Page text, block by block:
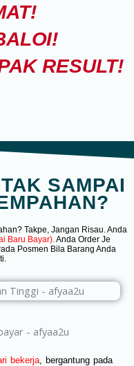
RESULT!
SAMPAI
Takpe, Jangan Risau. Anda
Baru Bayar). Anda Order Je
Posmen Bila Barang Anda
bekerja , bergantung pada